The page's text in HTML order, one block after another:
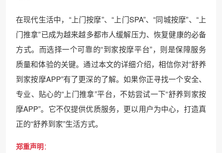
在现代生活中，“上门按摩”、“上门SPA”、“同城按摩”、“上
门推拿”已成为越来越多都市人缓解压力、恢复健康的必备
方式。而选择一个可靠的“到家按摩平台”，则是保障服务
质量和体验的关键。通过本文的详细介绍，相信你对“舒养
到家按摩APP”有了更深的了解。如果你正寻找一个安全、
专业、贴心的“上门推拿”平台，不妨尝试一下“舒养到家按
摩APP”。它不仅提供优质服务，更以用户为中心，打造真
正的“舒养到家”生活方式。
郑重声明：